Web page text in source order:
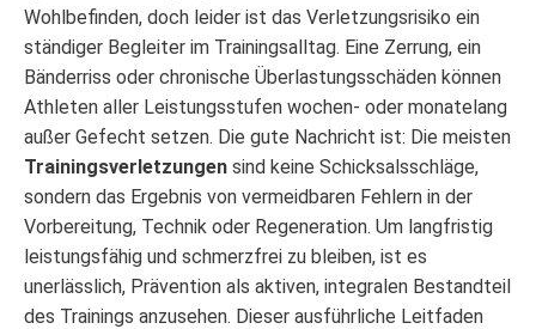
Wohlbefinden, doch leider ist das Verletzungsrisiko ein
ständiger Begleiter im Trainingsalltag. Eine Zerrung, ein
Bänderriss oder chronische Überlastungsschäden können
Athleten aller Leistungsstufen wochen- oder monatelang
außer Gefecht setzen. Die gute Nachricht ist: Die meisten
Trainingsverletzungen sind keine Schicksalsschläge,
sondern das Ergebnis von vermeidbaren Fehlern in der
Vorbereitung, Technik oder Regeneration. Um langfristig
leistungsfähig und schmerzfrei zu bleiben, ist es
unerlässlich, Prävention als aktiven, integralen Bestandteil
des Trainings anzusehen. Dieser ausführliche Leitfaden